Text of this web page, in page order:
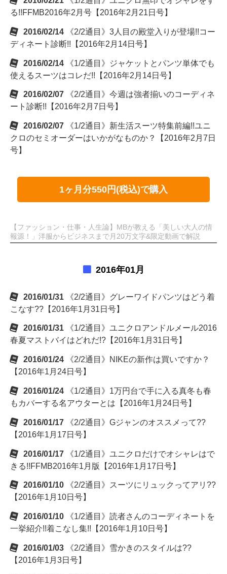
る!!FFMB2016年2月号【2016年2月21日号】
2016/02/14
《2/2通目》3人目の殿堂入りが登場!!コー
ディネート診断!!【2016年2月14日号】
2016/02/14
《1/2通目》ジャケットとパンツ単体でも
使えるスーツはコレだ!!【2016年2月14日号】
2016/02/07
《2/2通目》今週は強者揃いのコーディネ
ート診断!!【2016年2月7日号】
2016/02/07
《1/2通目》新生活スーツ特集前編!!ユニ
クロのセミオーダーはいかがなものか？【2016年2月7日
号】
1ヶ月分550円(税込)で購入
【ファッション・仕事・人生論】MBが教える「美しい大人の情
報源！」洋服からビジネスまで月20万文字&限定動画で解説
2016年01月
2016/01/31
《2/2通目》グレーワイドパンツはどう着
こなす??【2016年1月31日号】
2016/01/31
《1/2通目》ユニクロアンドルメール2016
春夏マストバイはどれだ!?【2016年1月31日号】
2016/01/24
《2/2通目》NIKEの新作は買いですか？
【2016年1月24日号】
2016/01/24
《1/2通目》1万円台で手に入る真冬も春
もカバーする名アウターとは【2016年1月24日号】
2016/01/17
《2/2通目》Gジャンのオススメって??
【2016年1月17日号】
2016/01/17
《1/2通目》ユニクロだけでオシャレはで
きる!!FFMB2016年1月版【2016年1月17日号】
2016/01/10
《2/2通目》スーツにリュックってアリ??
【2016年1月10日号】
2016/01/10
《1/2通目》読者さんのコーディネートを
一挙紹介!!着こなし集!!【2016年1月10日号】
2016/01/03
《2/2通目》雪かきのスタイルは??
【2016年1月3日号】